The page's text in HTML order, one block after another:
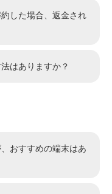
した場合、返金され
はありますか？
おすすめの端末はあ